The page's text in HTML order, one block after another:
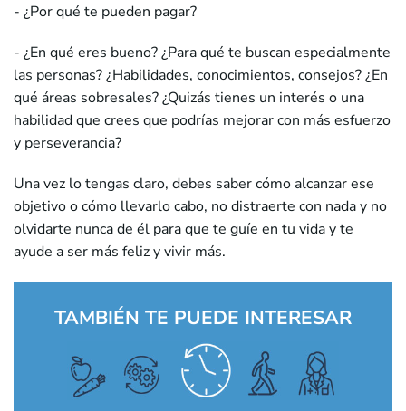
- ¿Por qué te pueden pagar?
- ¿En qué eres bueno? ¿Para qué te buscan especialmente
las personas? ¿Habilidades, conocimientos, consejos? ¿En
qué áreas sobresales? ¿Quizás tienes un interés o una
habilidad que crees que podrías mejorar con más esfuerzo
y perseverancia?
Una vez lo tengas claro, debes saber cómo alcanzar ese
objetivo o cómo llevarlo cabo, no distraerte con nada y no
olvidarte nunca de él para que te guíe en tu vida y te
ayude a ser más feliz y vivir más.
TAMBIÉN TE PUEDE INTERESAR